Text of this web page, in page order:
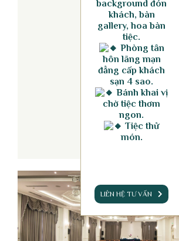
background đón
khách, bàn
gallery, hoa bàn
tiệc.
Phòng tân
hôn lãng mạn
đẳng cấp khách
sạn 4 sao.
Bánh khai vị
chờ tiệc thơm
ngon.
Tiệc thử
món.
LIÊN HỆ TƯ VẤN